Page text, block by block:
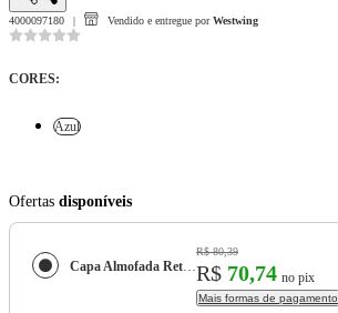
4000097180 Vendido e entregue por Westwing
CORES:
Azul
Ofertas disponíveis
Capa Almofada Retangular Tear Relevo Azul Marinho
R$ 80,39
R$ 70,74 no pix
Mais formas de pagamento